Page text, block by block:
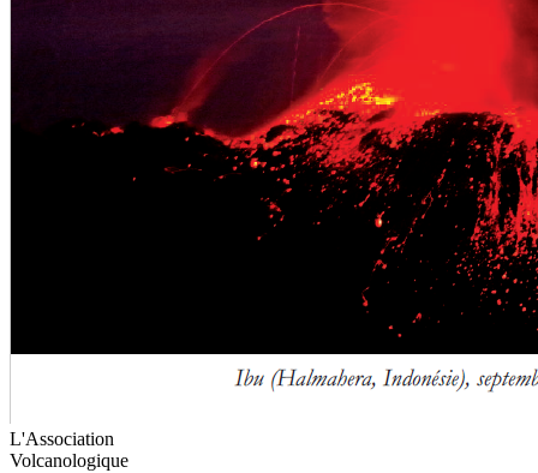
L'Association
Volcanologique